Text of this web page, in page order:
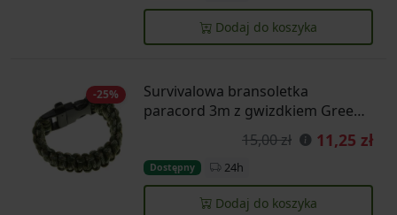
Dodaj do koszyka
-25%
Survivalowa bransoletka
paracord 3m z gwizdkiem Green
15,00 zł 11,25 zł
Dostępny 24h
Dodaj do koszyka